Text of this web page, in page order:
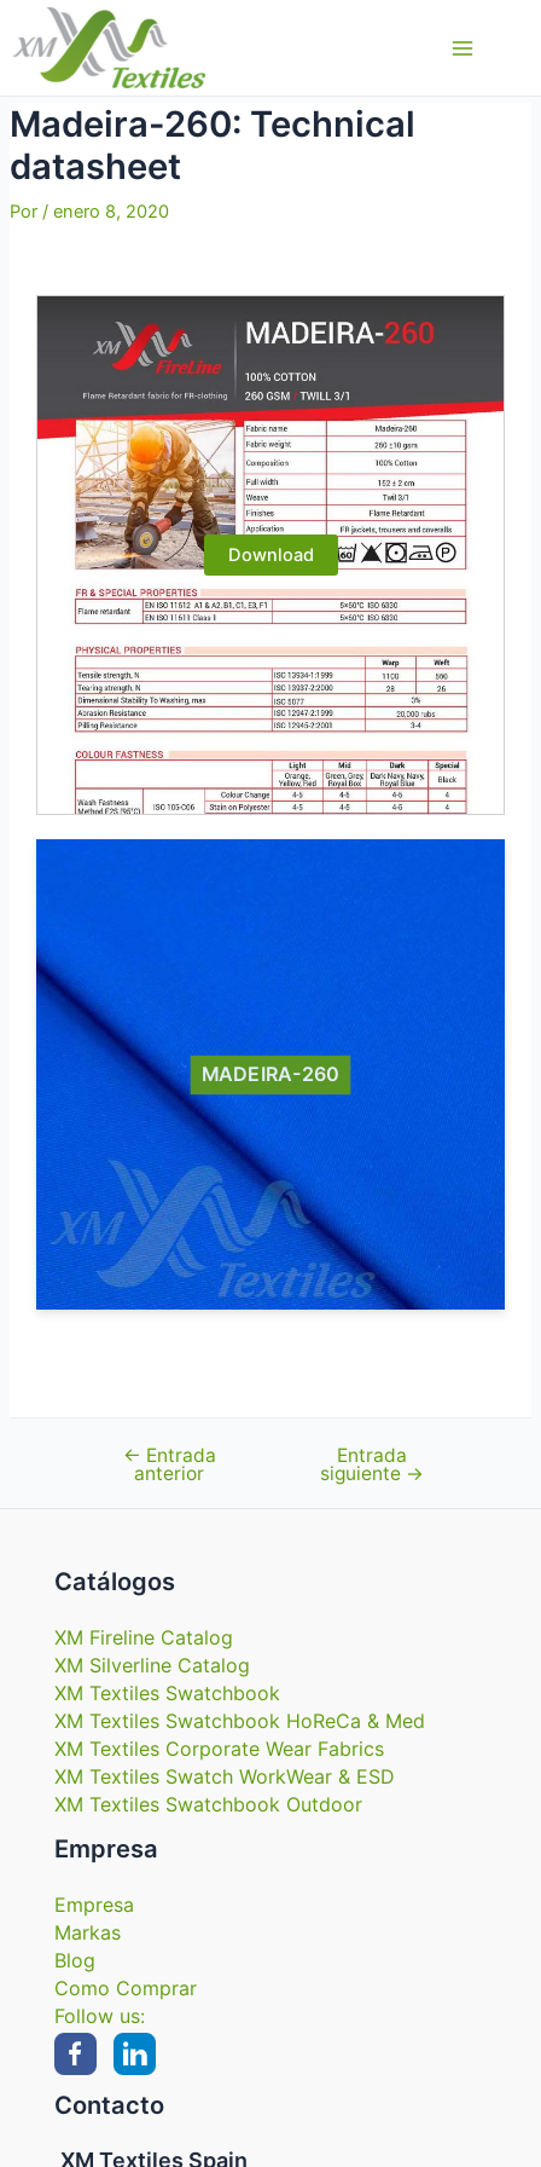
contenido
Madeira-260: Technical
datasheet
Por / enero 8, 2020
Download
MADEIRA-260
Navegación
← Entrada
anterior
Entrada
siguiente →
Catálogos
XM Fireline Catalog
XM Silverline Catalog
XM Textiles Swatchbook
XM Textiles Swatchbook HoReCa & Med
XM Textiles Corporate Wear Fabrics
XM Textiles Swatch WorkWear & ESD
XM Textiles Swatchbook Outdoor
Empresa
Empresa
Markas
Blog
Como Comprar
Follow us:
Contacto
XM Textiles Spain